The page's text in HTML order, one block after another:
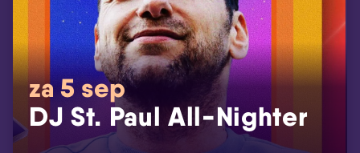
za 5 sep
DJ St. Paul All-Nighter